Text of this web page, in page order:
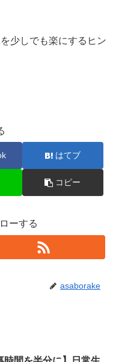
少しでも楽にするヒン
はてブ
コピー
ーする
asaborake